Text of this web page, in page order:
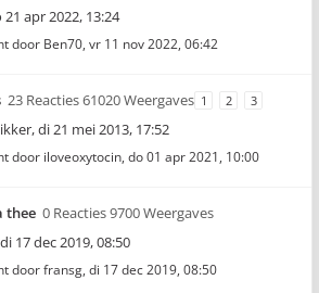
21 apr 2022, 13:24
door Ben70, vr 11 nov 2022, 06:42
23 Reacties 61020 Weergaves 1 2 3
,di 21 mei 2013, 17:52
door iloveoxytocin, do 01 apr 2021, 10:00
thee 0 Reacties 9700 Weergaves
di 17 dec 2019, 08:50
doorfransg, di 17 dec 2019, 08:50